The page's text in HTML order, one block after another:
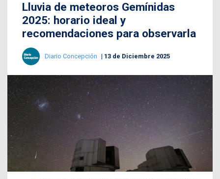
Lluvia de meteoros Gemínidas
2025: horario ideal y
recomendaciones para observarla
Diario Concepción 13 de Diciembre 2025